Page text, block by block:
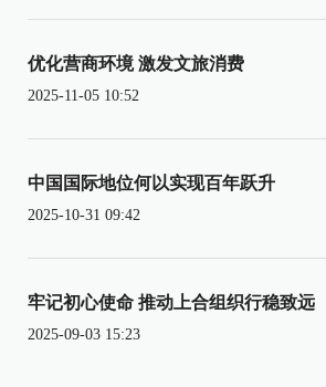
优化营商环境 激发文旅消费
2025-11-05 10:52
中国国际地位何以实现百年跃升
2025-10-31 09:42
牢记初心使命 推动上合组织行稳致远
2025-09-03 15:23